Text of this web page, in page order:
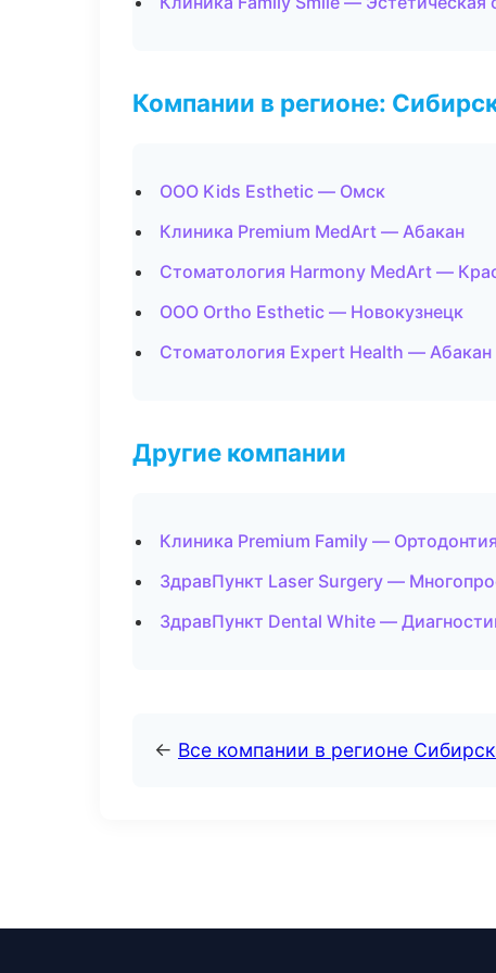
Компании в регионе:
ООО Kids Esthetic — Омск
Клиника Premium MedArt — Абакан
Стоматология Harmony MedArt —
ООО Ortho Esthetic — Новокузнецк
Стоматология Expert Health — Абакан
Другие компании
Клиника Premium Family —
ЗдравПункт Laser Surgery —
ЗдравПункт Dental White —
← Все компании в регионе